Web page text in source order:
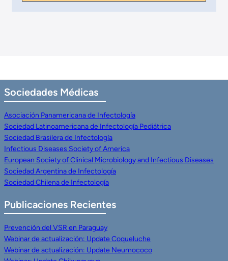
Sociedades Médicas
Asociación Panamericana de Infectología
Sociedad Latinoamericana de Infectología Pediátrica
Sociedad Brasilera de Infectología
Infectious Diseases Society of America
European Society of Clinical Microbiology and Infectious Diseases
Sociedad Argentina de Infectología
Sociedad Chilena de Infectología
Publicaciones Recientes
Prevención del VSR en Paraguay
Webinar de actualización: Update Coqueluche
Webinar de actualización: Update Neumococo